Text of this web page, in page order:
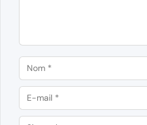
Nom
E-
mail
Site